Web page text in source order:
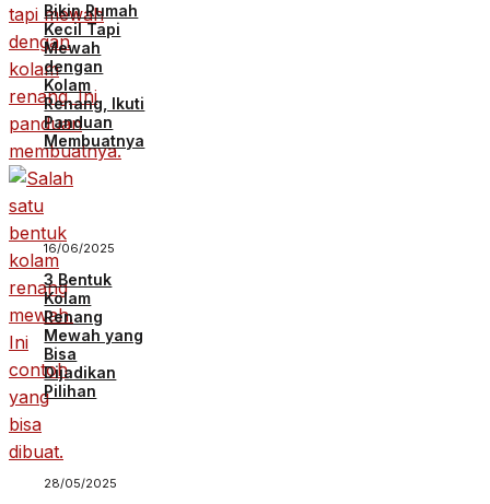
Bikin Rumah
Kecil Tapi
Mewah
dengan
Kolam
Renang, Ikuti
Panduan
Membuatnya
16/06/2025
3 Bentuk
Kolam
Renang
Mewah yang
Bisa
Dijadikan
Pilihan
28/05/2025